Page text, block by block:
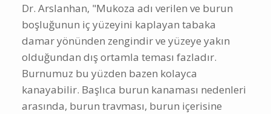
Dr. Arslanhan, "Mukoza adı verilen ve burun
boşluğunun iç yüzeyini kaplayan tabaka
damar yönünden zengindir ve yüzeye yakın
olduğundan dış ortamla teması fazladır.
Burnumuz bu yüzden bazen kolayca
kanayabilir. Başlıca burun kanaması nedenleri
arasında, burun travması, burun içerisine